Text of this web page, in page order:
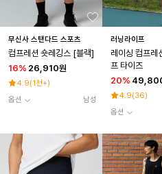
무신사 스탠다드 스포츠
컴프레션 숏레깅스 [블랙]
16% 26,910원
4.9(1천+)
옵션
남성
러닝라이프
레이싱 컴프레
프 타이즈
20%
4.9(36)
옵션